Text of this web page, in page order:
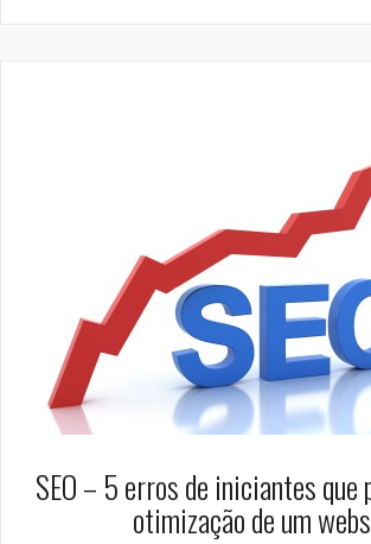
SEO – 5 erros de iniciantes que
otimização de um